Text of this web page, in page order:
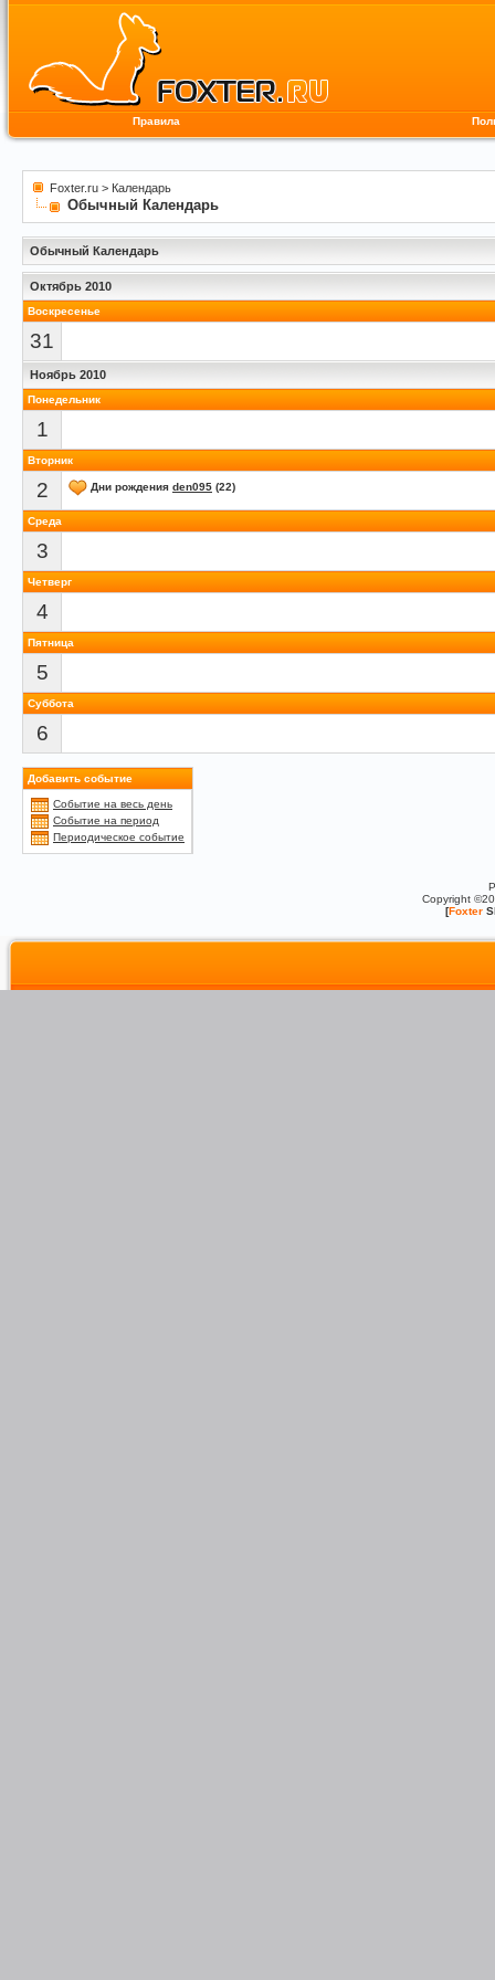
Правила
Foxter.ru > Календарь
Обычный Календарь
Обычный Календарь
Октябрь 2010
Воскресенье
31
Ноябрь 2010
Понедельник
1
Вторник
2 Дни рождения den095 (22)
Среда
3
Четверг
4
Пятница
5
Суббота
6
Добавить событие
Событие на весь день
Событие на период
Периодическое событие
Copyright
[Foxter